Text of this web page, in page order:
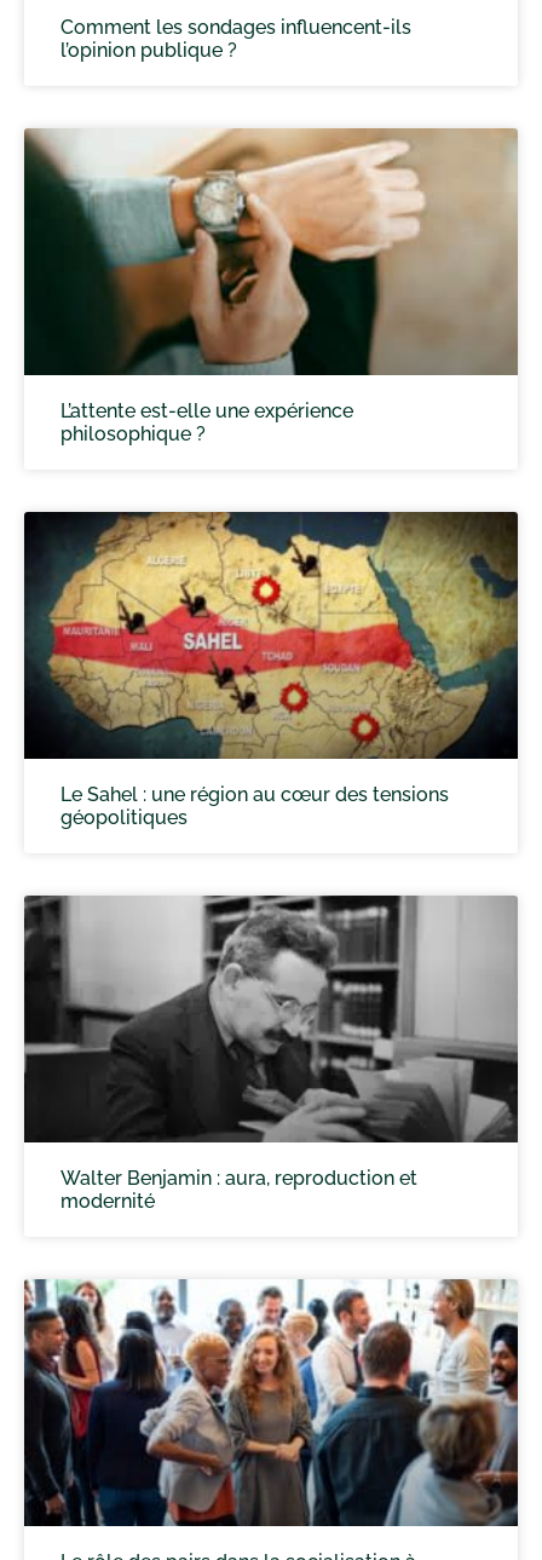
Comment les sondages influencent-ils
l’opinion publique ?
L’attente est-elle une expérience
philosophique ?
Le Sahel : une région au cœur des tensions
géopolitiques
Walter Benjamin : aura, reproduction et
modernité